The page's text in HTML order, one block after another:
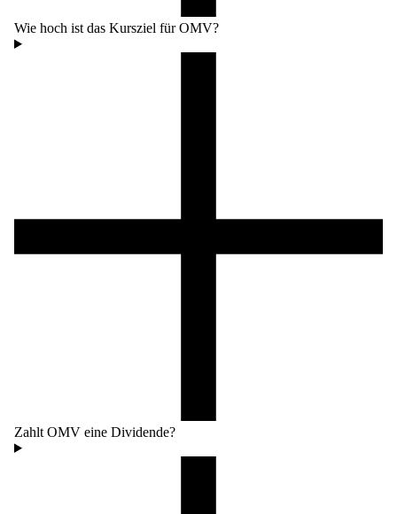
Wie hoch ist das Kursziel für OMV?
Zahlt OMV eine Dividende?